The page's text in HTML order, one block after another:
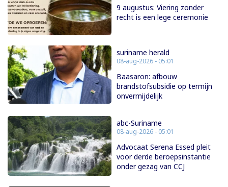
9 augustus: Viering zonder
recht is een lege ceremonie
suriname herald
08-aug-2026 - 05:01
Baasaron: afbouw
brandstofsubsidie op termijn
onvermijdelijk
abc-Suriname
08-aug-2026 - 05:01
Advocaat Serena Essed pleit
voor derde beroepsinstantie
onder gezag van CCJ